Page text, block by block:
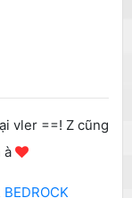
vler ==! Z cũng
à